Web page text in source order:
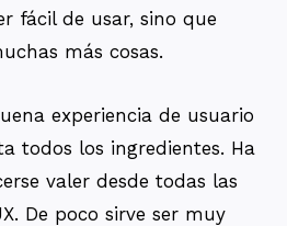
fácil de usar, sino que
más cosas.
experiencia de usuario
todos los ingredientes. Ha
valer desde todas las
De poco sirve ser muy